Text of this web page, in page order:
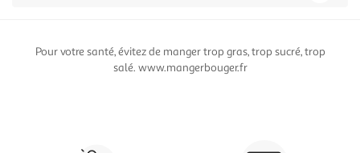
Pour votre santé, évitez de manger trop gras, trop sucré, trop
salé. www.mangerbouger.fr